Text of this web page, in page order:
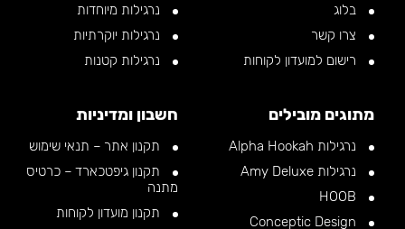
בלוג
צרו קשר
רישום למועדון לקוחות
נרגילות מיוחדות
נרגילות יוקרתיות
נרגילות קטנות
מתוגים מובילים
נרגילות Alpha Hookah
נרגילות Amy Deluxe
חשבון ומדיניות
תקנון אתר – תנאי שימוש
תקנון גיפטכארד – כרטיס
מתנה
תקנון מועדון לקוחות